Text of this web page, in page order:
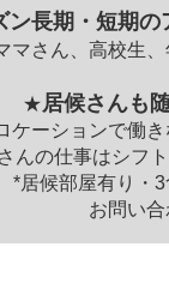
長期・短期の
マさん、高校生
★居候さんも
ケーションで働
んの仕事はシフ
*居候部屋有り・
お問い